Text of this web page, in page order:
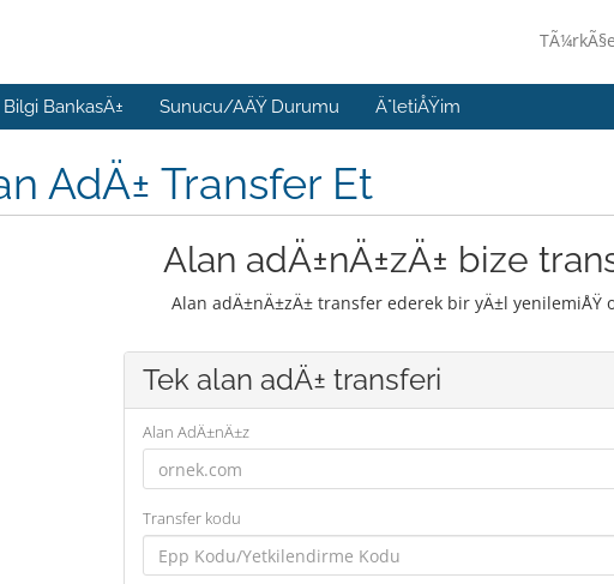
TÃ¼rkÃ§e
Bilgi BankasÄ± Sunucu/AÄŸ Durumu Ä°letiÅŸim
AdÄ± Transfer Et
Alan adÄ±nÄ±zÄ± bize
Alan adÄ±nÄ±zÄ± transfer ederek bir yÄ±l yenilemiÅŸ
Tek alan adÄ± transferi
Alan AdÄ±nÄ±z
Transfer kodu